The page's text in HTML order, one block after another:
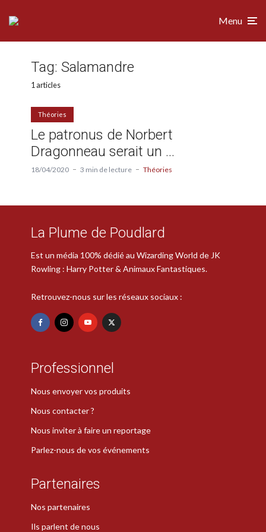
Menu
Tag: Salamandre
1 articles
Théories
Le patronus de Norbert
Dragonneau serait un …
18/04/2020 3 min de lecture Théories
La Plume de Poudlard
Est un média 100% dédié au Wizarding World de JK
Rowling : Harry Potter & Animaux Fantastiques.
Retrouvez-nous sur les réseaux sociaux :
Professionnel
Nous envoyer vos produits
Nous contacter ?
Nous inviter à faire un reportage
Parlez-nous de vos événements
Partenaires
Nos partenaires
Ils parlent de nous